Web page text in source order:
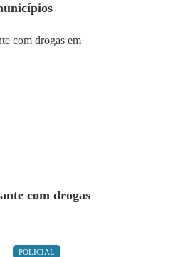
com drogas
POLICIAL